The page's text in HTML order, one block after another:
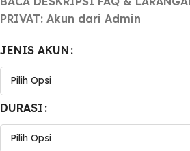
PRIVAT: Akun dari Admin
JENIS AKUN
DURASI